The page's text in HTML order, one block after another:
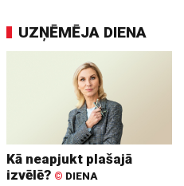
UZŅĒMĒJA DIENA
Kā neapjukt plašajā
izvēlē? © DIENA